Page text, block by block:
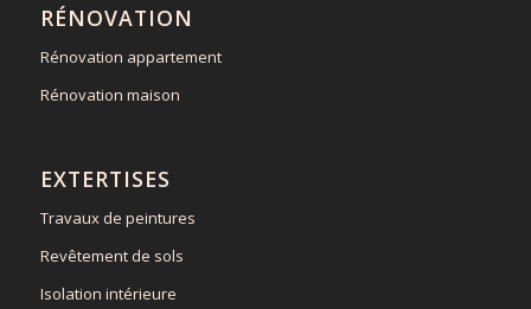
RÉNOVATION
Rénovation appartement
Rénovation maison
EXTERTISES
Travaux de peintures
Revêtement de sols
Isolation intérieure